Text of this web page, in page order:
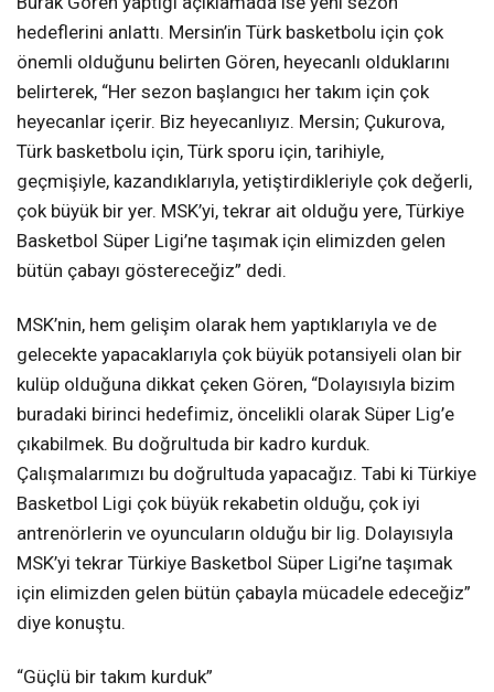
hedeflerini anlattı. Mersin’in Türk basketbolu için çok
önemli olduğunu belirten Gören, heyecanlı olduklarını
belirterek, “Her sezon başlangıcı her takım için çok
heyecanlar içerir. Biz heyecanlıyız. Mersin; Çukurova,
Türk basketbolu için, Türk sporu için, tarihiyle,
geçmişiyle, kazandıklarıyla, yetiştirdikleriyle çok değerli,
çok büyük bir yer. MSK’yi, tekrar ait olduğu yere, Türkiye
Basketbol Süper Ligi’ne taşımak için elimizden gelen
bütün çabayı göstereceğiz” dedi.
MSK’nin, hem gelişim olarak hem yaptıklarıyla ve de
gelecekte yapacaklarıyla çok büyük potansiyeli olan bir
kulüp olduğuna dikkat çeken Gören, “Dolayısıyla bizim
buradaki birinci hedefimiz, öncelikli olarak Süper Lig’e
çıkabilmek. Bu doğrultuda bir kadro kurduk.
Çalışmalarımızı bu doğrultuda yapacağız. Tabi ki Türkiye
Basketbol Ligi çok büyük rekabetin olduğu, çok iyi
antrenörlerin ve oyuncuların olduğu bir lig. Dolayısıyla
MSK’yi tekrar Türkiye Basketbol Süper Ligi’ne taşımak
için elimizden gelen bütün çabayla mücadele edeceğiz”
diye konuştu.
“Güçlü bir takım kurduk”